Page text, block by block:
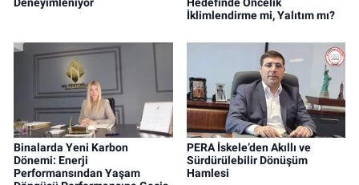
Deneyimleniyor
Hedefinde Öncelik
İklimlendirme mi, Yalıtım mı?
Binalarda Yeni Karbon
Dönemi: Enerji
Performansından Yaşam
PERA İskele’den Akıllı ve
Sürdürülebilir Dönüşüm
Hamlesi